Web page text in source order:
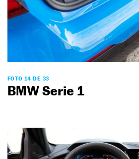
FOTO 14 DE 33
BMW Serie 1